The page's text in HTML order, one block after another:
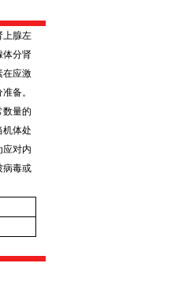
上腺左
体分肾
在应激
备。
数量的
机体处
应对内
病毒或